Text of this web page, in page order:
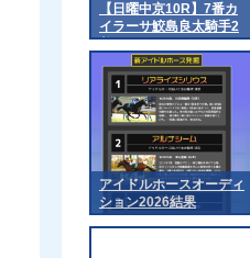
【日曜中京10R】7番カ
イラーサ鮫島良太騎手2
着
アイドルホースオーディ
ション2026結果